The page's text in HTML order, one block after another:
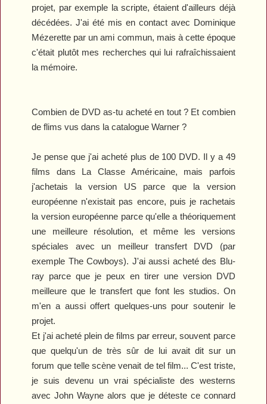
projet, par exemple la scripte, étaient d'ailleurs déjà
décédées. J'ai été mis en contact avec Dominique
Mézerette par un ami commun, mais à cette époque
c'était plutôt mes recherches qui lui rafraîchissaient
la mémoire.
Combien de DVD as-tu acheté en tout ? Et combien
de flims vus dans la catalogue Warner ?
Je pense que j'ai acheté plus de 100 DVD. Il y a 49
films dans La Classe Américaine, mais parfois
j'achetais la version US parce que la version
européenne n'existait pas encore, puis je rachetais
la version européenne parce qu'elle a théoriquement
une meilleure résolution, et même les versions
spéciales avec un meilleur transfert DVD (par
exemple The Cowboys). J'ai aussi acheté des Blu-
ray parce que je peux en tirer une version DVD
meilleure que le transfert que font les studios. On
m'en a aussi offert quelques-uns pour soutenir le
projet.
Et j'ai acheté plein de films par erreur, souvent parce
que quelqu'un de très sûr de lui avait dit sur un
forum que telle scène venait de tel film... C'est triste,
je suis devenu un vrai spécialiste des westerns
avec John Wayne alors que je déteste ce connard